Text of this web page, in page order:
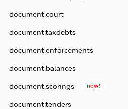
document.court
document.taxdebts
document.enforcements
document.balances
document.scorings new!
document.tenders